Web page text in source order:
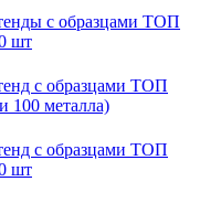
с образцами ТОП
шт
с образцами ТОП
100 металла)
с образцами ТОП
шт